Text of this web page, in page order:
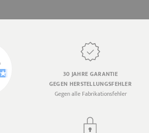
30 JAHRE GARANTIE
GEGEN HERSTELLUNGSFEHLER
Gegen alle Fabrikationsfehler